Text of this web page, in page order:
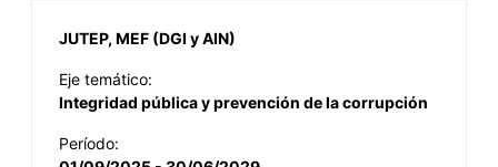
JUTEP, MEF (DGI y AIN)
Eje temático:
Integridad pública y prevención de la corrupción
Período: